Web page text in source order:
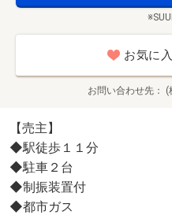
お気に
お問い合わせ先 (
【売主】
◆駅徒歩１１分
◆駐車２台
◆制振装置付
◆都市ガス